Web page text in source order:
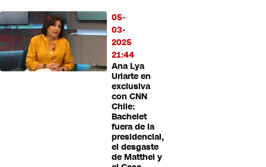
05-
03-
2025
21:44
Ana Lya
Uriarte en
exclusiva
con CNN
Chile:
Bachelet
fuera de la
presidencial,
el desgaste
de Matthei y